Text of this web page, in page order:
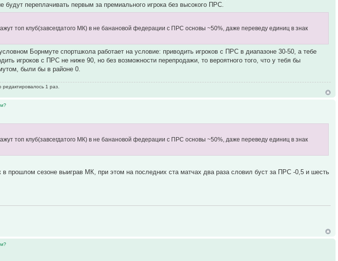
будут переплачивать первым за премиального игрока без высокого ПРС.
топ клуб(завсегдатого МК) в не банановой федерации с ПРС основы ~50%, даже переведу единиц в знак
Борнмуте спортшкола работает на условие: приводить игроков с ПРС в диапазоне 30-50, а тебе
игроков с ПРС не ниже 90, но без возможности перепродажи, то вероятного того, что у тебя бы
были бы в районе 0.
1 раз.
топ клуб(завсегдатого МК) в не банановой федерации с ПРС основы ~50%, даже переведу единиц в знак
в прошлом сезоне выиграв МК, при этом на последних ста матчах два раза словил буст за ПРС -0,5 и шесть